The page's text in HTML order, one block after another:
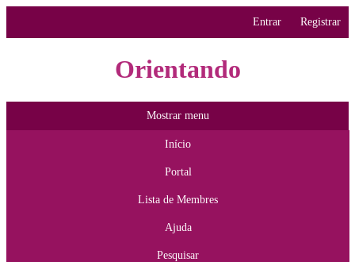
Entrar Registrar
Orientando
Mostrar menu
Início
Portal
Lista de Membres
Ajuda
Pesquisar